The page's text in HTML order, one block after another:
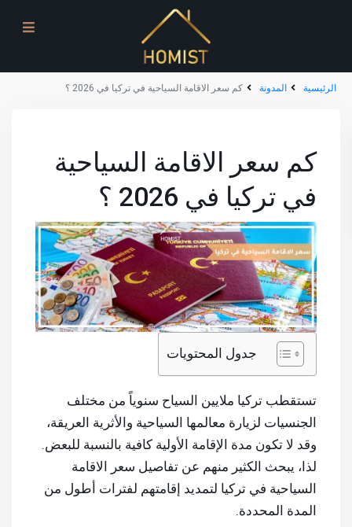
الرئيسية المدونة كم سعر الاقامة السياحية في تركيا في 2026 ؟
كم سعر الاقامة السياحية
في تركيا في 2026 ؟
جدول المحتويات
تستقطب تركيا ملايين السياح سنوياً من مختلف
الجنسيات لزيارة معالمها السياحية والأثرية العريقة،
وقد لا تكون مدة الإقامة الأولية كافية بالنسبة للبعض.
لذا، يبحث الكثير منهم عن تفاصيل سعر الاقامة
السياحية في تركيا لتمديد إقامتهم لفترات أطول من
المدة المحددة.